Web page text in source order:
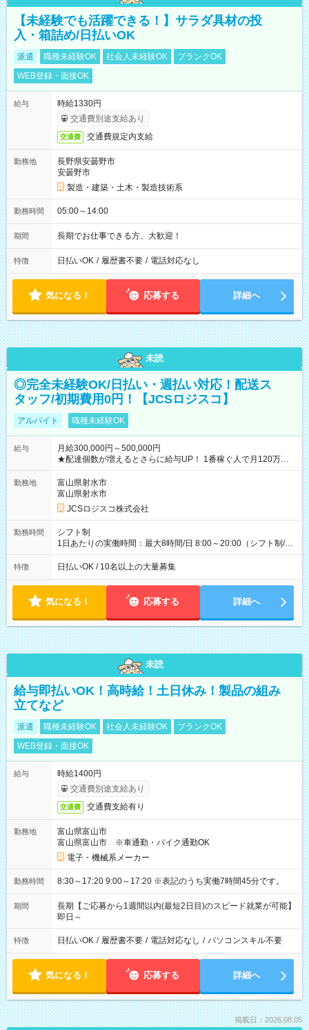
【未経験でも活躍できる！】サラダ具材の投
入・箱詰め/日払いOK
派遣 職種未経験OK 社会人未経験OK
ブランクOK
WEB登録・面接OK
給与
時給1330円
交通費別途支給あり
交通費 交通費規定内支給
勤務地
長野県安曇野市
安曇野市
製造・建築・土木・製造技術系
勤務時間 05:00～14:00
期間 長期でお仕事できる方、大歓迎！
特徴 日払いOK / 履歴書不要 / 電話対応なし
気になる！ 応募する 詳細へ
未読
◎完全未経験OK/日払い・週払い対応！配送ス
タッフ/初期費用0円！【JCSロジスコ】
アルバイト 職種未経験OK
給与
月給300,000円～500,000円
★配達個数が増えるとさらに給与UP！ 1番稼ぐ人で月120万ほ
ど！ ・主要都市エリア 月収55万円／週5日稼働 月収65万~112
万円／週6日稼働 ・地方郊外エリア 月収40万円／週5日稼働 月
収40万円~50万円／週6日稼働 ＜モデルイメージ＞ ■月収50万
円 (27歳男性/江東区在住)※元建築関係 1日150個配達×25日勤務
(日休み) ■月収80万円(43歳男性/墨田区在住)※元営業 1日200個
勤務地
富山県射水市
富山県射水市
JCSロジスコ株式会社
勤務時間
シフト制
1日あたりの実働時間：最大8時間/日 8:00～20:00（シフト制/実
働8時間） ※週5日勤務（場所次第では週4も有り） ※配達状況
によって時間外での勤務可能性有り ※案件により多少の前後あ
特徴 日払いOK / 10名以上の大量募集
気になる！ 応募する 詳細へ
未読
給与即払いOK！高時給！土日休み！製品の組み
立てなど
派遣 職種未経験OK 社会人未経験OK
ブランクOK
WEB登録・面接OK
給与
時給1400円
交通費別途支給あり
交通費 交通費支給有り
勤務地
富山県富山市
富山県富山市 ※車通勤・バイク通勤OK
電子・機械系メーカー
勤務時間 8:30～17:20 9:00～17:20 ※表記のうち実働7時間45分です。
期間
長期【ご応募から1週間以内(最短2日目)のスピード就業が可能】
即日～
特徴 日払いOK / 履歴書不要 / 電話対応なし / パソコンスキル不要
気になる！ 応募する 詳細へ
掲載日：2026.08.05